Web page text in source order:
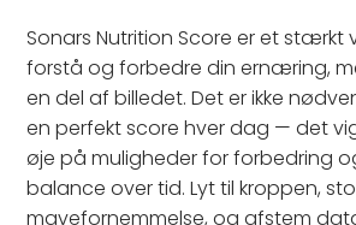
Sonars Nutrition Score er et
forstå og forbedre din ernæring,
en del af billedet. Det er ikke
en perfekt score hver dag — det
øje på muligheder for forbedring
balance over tid. Lyt til kroppen,
mavefornemmelse, og afstem